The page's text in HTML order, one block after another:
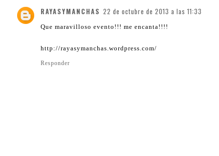
RAYASYMANCHAS 22 de octubre de 2013 a las 11:33
Que maravilloso evento!!! me encanta!!!!
http://rayasymanchas.wordpress.com/
Responder